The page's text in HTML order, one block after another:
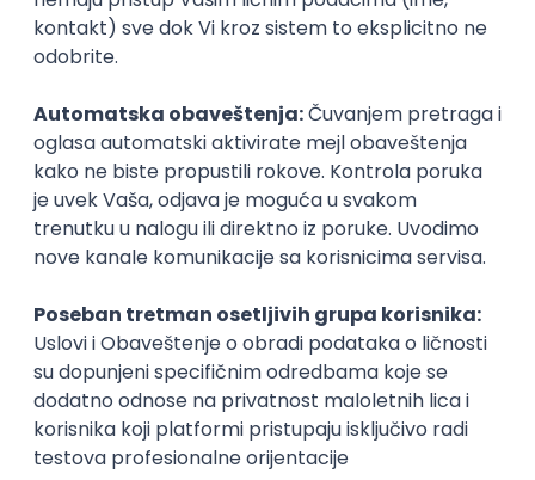
Istaknuti poslodavci
transparentnost domaćeg IT tržišta rada i
efikasno spajamo kandidate i poslodavce.
O nama